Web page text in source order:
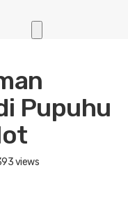
Pupuhu
views